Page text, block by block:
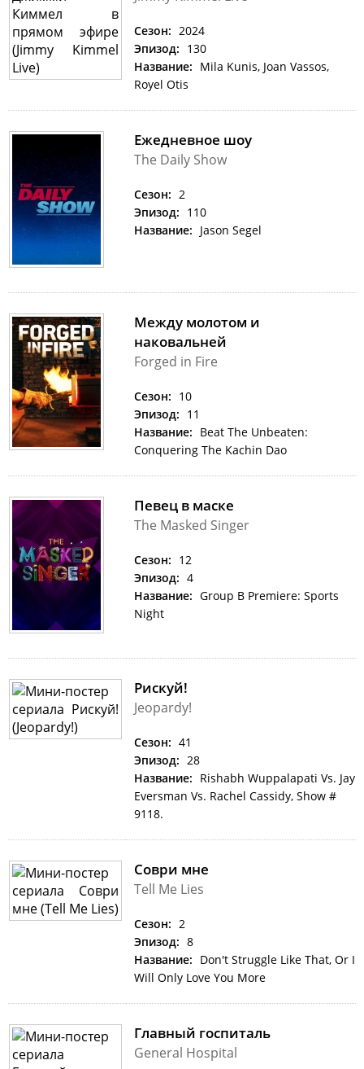
Сезон: 2024
Эпизод: 130
Название: Mila Kunis, Joan Vassos,
Royel Otis
Ежедневное шоу
The Daily Show
Сезон: 2
Эпизод: 110
Название: Jason Segel
Между молотом и
наковальней
Forged in Fire
Сезон: 10
Эпизод: 11
Название: Beat The Unbeaten:
Conquering The Kachin Dao
Певец в маске
The Masked Singer
Сезон: 12
Эпизод: 4
Название: Group B Premiere: Sports
Night
Рискуй!
Jeopardy!
Сезон: 41
Эпизод: 28
Название: Rishabh Wuppalapati Vs. Jay
Eversman Vs. Rachel Cassidy, Show #
9118.
Соври мне
Tell Me Lies
Сезон: 2
Эпизод: 8
Название: Don't Struggle Like That, Or I
Will Only Love You More
Главный госпиталь
General Hospital